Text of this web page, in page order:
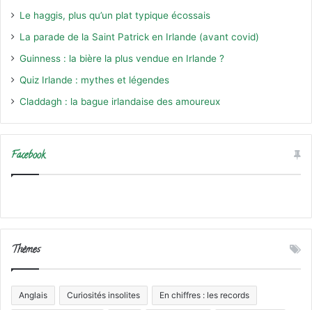
Le haggis, plus qu’un plat typique écossais
La parade de la Saint Patrick en Irlande (avant covid)
Guinness : la bière la plus vendue en Irlande ?
Quiz Irlande : mythes et légendes
Claddagh : la bague irlandaise des amoureux
Facebook
Thèmes
Anglais Curiosités insolites En chiffres : les records